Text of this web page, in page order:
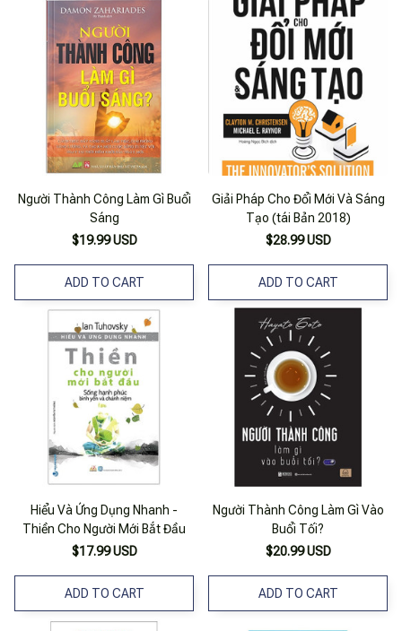
Người Thành Công Làm Gì Buổi
Sáng
$19.99 USD
ADD TO CART
Giải Pháp Cho Đổi Mới Và Sáng
Tạo (tái Bản 2018)
$28.99 USD
ADD TO CART
Hiểu Và Ứng Dụng Nhanh -
Thiền Cho Người Mới Bắt Đầu
$17.99 USD
ADD TO CART
Người Thành Công Làm Gì Vào
Buổi Tối?
$20.99 USD
ADD TO CART